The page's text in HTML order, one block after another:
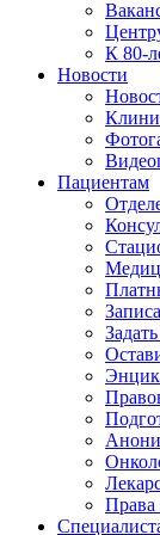
К 80-
Новости
Пациентам
Права